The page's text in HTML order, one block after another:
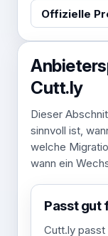
Offizielle
Cutt.ly
Dieser
sinnvoll ist,
welche
wann ein
Passt gut
Cutt.ly